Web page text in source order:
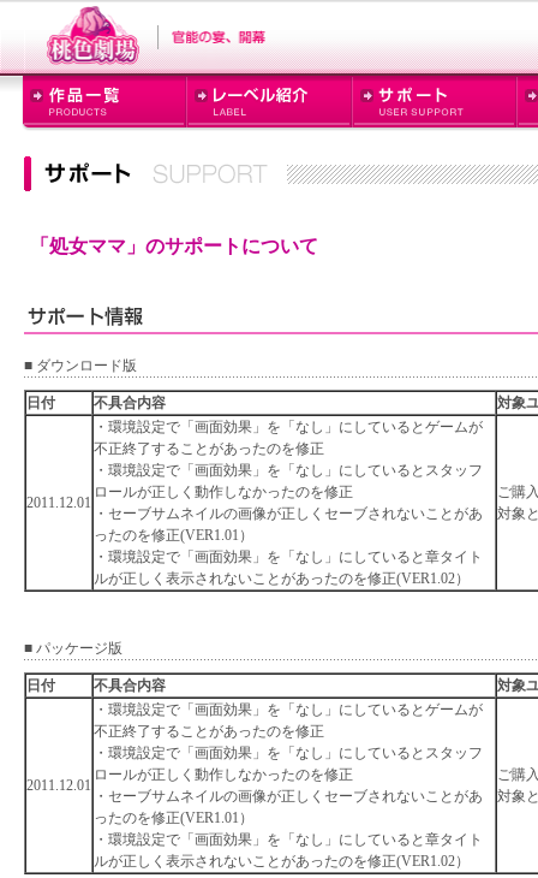
「処女ママ」のサポートについて
■ ダウンロード版
日付 不具合内容 対象
2011.12.01
・環境設定で「画面効果」を「なし」にしているとゲームが
不正終了することがあったのを修正
・環境設定で「画面効果」を「なし」にしているとスタッフ
ロールが正しく動作しなかったのを修正
・セーブサムネイルの画像が正しくセーブされないことがあ
ったのを修正(VER1.01）
・環境設定で「画面効果」を「なし」にしていると章タイト
ルが正しく表示されないことがあったのを修正(VER1.02）
ご購
対
■ パッケージ版
日付 不具合内容 対象
2011.12.01
・環境設定で「画面効果」を「なし」にしているとゲームが
不正終了することがあったのを修正
・環境設定で「画面効果」を「なし」にしているとスタッフ
ロールが正しく動作しなかったのを修正
・セーブサムネイルの画像が正しくセーブされないことがあ
ったのを修正(VER1.01）
・環境設定で「画面効果」を「なし」にしていると章タイト
ルが正しく表示されないことがあったのを修正(VER1.02）
ご購
対